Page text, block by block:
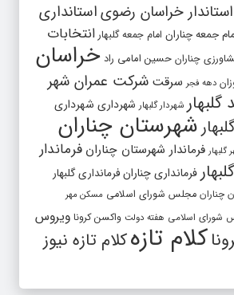
استاندار خراسان رضویاستانداری
جمعه چناران امام جمعه گلبهار انتخابات
چناران حسین امامی راد خراسان
دهه فجر سرقت شرکت عمران شهر
شهردار گلبهار شهرداری شهرداری
شهرستان چناران
فرماندار شهرستان چناران فرماندار
فرمانداری چنارانفرمانداری گلبهار
چناران مجلس شورای اسلامی مسکن مهر
شورای اسلامی هفته دولت واکسن کرونا ویروس
کلام تازهکلام تازه نیوز